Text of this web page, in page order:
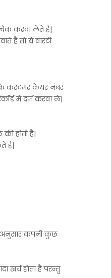
चैक करवा लेते है|
है तो ये वारंटी
के कस्टमर केयर नंबर
में दर्ज करवा ले|
होती है|
है|
अनुसार कंपनी कुछ
खर्च होता है परन्तु